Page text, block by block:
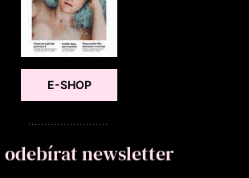
E-SHOP
odebírat newsletter